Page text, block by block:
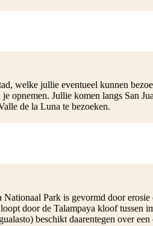
welke jullie eventueel kunnen
opnemen. Jullie komen langs
de la Luna te bezoeken.
Park is gevormd door
door de Talampaya kloof tussen
beschikt daarentegen over